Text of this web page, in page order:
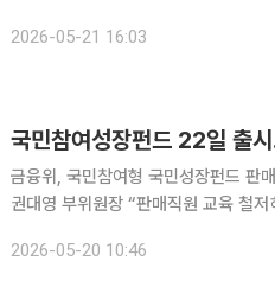
량 31만5999달러를 기록하며 바닥
2026-05-21 16:03
국민참여성장펀드 22일 출
금융위, 국민참여형 국민성장펀드 판
권대영 부위원장 “판매직원 교육 철저히 해야” 금융당국이 오는 22일 국민참여
여의도 금융투자협회에서 권대영 부
2026-05-20 10:46